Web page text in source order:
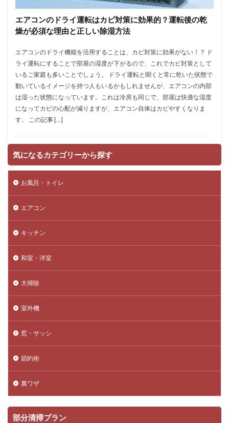
エアコンのドライ運転はカビ対策に効果的？運転後の乾
燥が必須な理由と正しい除湿方法
エアコンのドライ機能を活用することは、カビ対策に効果がない！？ ド
ライ運転にすることで部屋の湿度が下がるので、これでカビ対策として
いるご家庭も多いことでしょう。 ドライ運転と聞くと常に乾いた状態で
動いているイメージを持つ人もいるかもしれませんが、エアコンの内部
は湿った状態になっています。これは冷房も同じで、部屋は快適な湿度
になってカビの心配が減りますが、エアコン自体はカビやすくなりま
す。 この記事 […]
気になるカテゴリーから探す
お風呂・トイレ
エアコン
キッチン
和室・洋室
大掃除
室外機
窓・サッシ
節約術
裏ワザ
部分清掃プラン